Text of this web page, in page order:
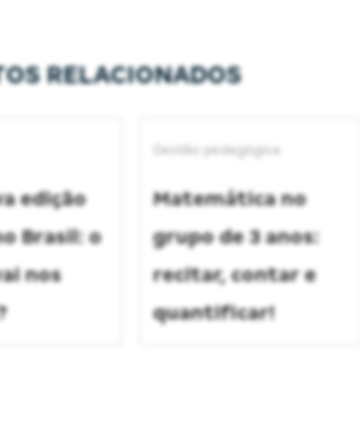
RELACIONADOS
edição
Brasil: o
nos
Gestão pedagógica
Matemática no
grupo de 3 anos:
recitar, contar e
quantificar!